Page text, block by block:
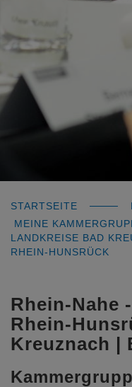
STARTSEITE
MEINE
LANDKREISE BAD
RHEIN-HUNSRÜCK
Rhein-Nahe
Rhein-
Kreuznach |